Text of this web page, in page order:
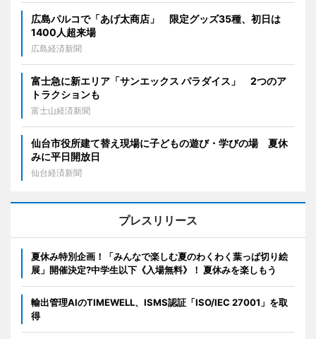
広島パルコで「あげ太商店」 限定グッズ35種、初日は
1400人超来場
広島経済新聞
富士急に新エリア「サンエックス パラダイス」 2つのア
トラクションも
富士山経済新聞
仙台市役所建て替え現場に子どもの遊び・学びの場 夏休
みに平日開放日
仙台経済新聞
プレスリリース
夏休み特別企画！「みんなで楽しむ夏のわくわく葉っぱ切り絵
展」開催決定?中学生以下《入場無料》！ 夏休みを楽しもう
輸出管理AIのTIMEWELL、ISMS認証「ISO/IEC 27001」を取
得